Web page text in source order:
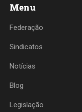
Menu
Federação
Sindicatos
Notícias
Blog
Legislação